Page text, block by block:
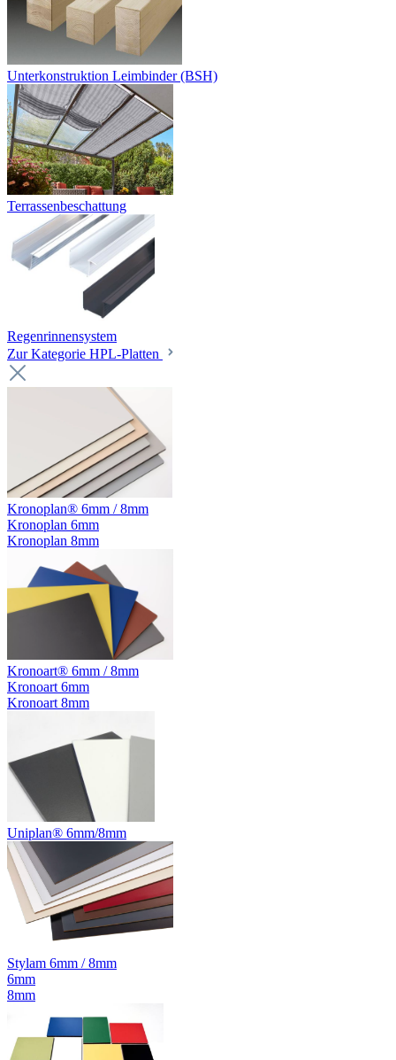
Unterkonstruktion Leimbinder (BSH)
Terrassenbeschattung
Regenrinnensystem
Zur Kategorie HPL-Platten
Kronoplan® 6mm / 8mm
Kronoplan 6mm
Kronoplan 8mm
Kronoart® 6mm / 8mm
Kronoart 6mm
Kronoart 8mm
Uniplan® 6mm/8mm
Stylam 6mm / 8mm
6mm
8mm